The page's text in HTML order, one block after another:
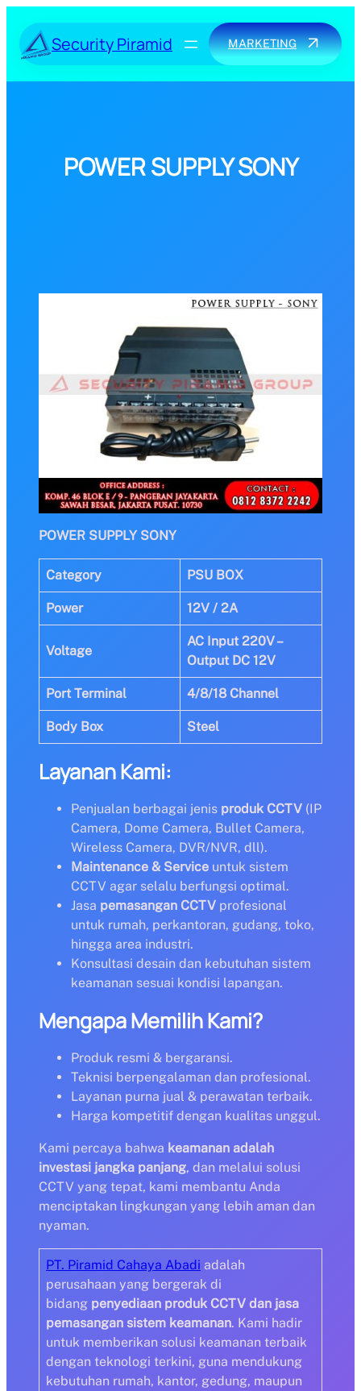
contentSecurity Piramid MARKETING
POWER SUPPLY SONY
POWER SUPPLY SONY
Category PSU BOX
Power 12V / 2A
Voltage
AC Input 220V –
Output DC 12V
Port Terminal 4/8/18 Channel
Body Box Steel
Layanan Kami:
Penjualan berbagai jenis produk CCTV (IP
Camera, Dome Camera, Bullet Camera,
Wireless Camera, DVR/NVR, dll).
Maintenance & Service untuk sistem
CCTV agar selalu berfungsi optimal.
Jasa pemasangan CCTV profesional
untuk rumah, perkantoran, gudang, toko,
hingga area industri.
Konsultasi desain dan kebutuhan sistem
keamanan sesuai kondisi lapangan.
Mengapa Memilih Kami?
Produk resmi & bergaransi.
Teknisi berpengalaman dan profesional.
Layanan purna jual & perawatan terbaik.
Harga kompetitif dengan kualitas unggul.
Kami percaya bahwa keamanan adalah
investasi jangka panjang, dan melalui solusi
CCTV yang tepat, kami membantu Anda
menciptakan lingkungan yang lebih aman dan
nyaman.
PT. Piramid Cahaya Abadi adalah
perusahaan yang bergerak di
bidang penyediaan produk CCTV dan jasa
pemasangan sistem keamanan. Kami hadir
untuk memberikan solusi keamanan terbaik
dengan teknologi terkini, guna mendukung
kebutuhan rumah, kantor, gedung, maupun